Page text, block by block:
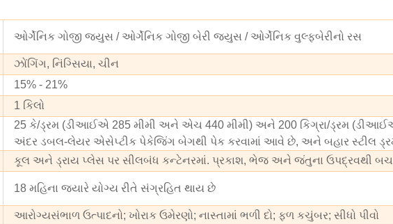
ઓર્ગેનિક ગોજી જ્યુસ / ઓર્ગેનિક ગોજી બેરી જ્યુસ / ઓર્ગેનિક વુલ્ફબેરીનો રસ
ઝોંગિંગ, નિંગ્સિયા, ચીન
15% - 21%
1 કિલો
25 કે/ડ્રમ (ડીઆઈએ 285 મીમી અને એચ 440 મીમી) અને 200 કિગ્રા/ડ્રમ
અંદર ડબલ-લેયર એસેપ્ટીક પેકેજિંગ બેગથી પેક કરવામાં આવે છે, અને બહાર સ્ટીલ
કૂલ અને ડ્રાય પ્લેસ પર સીલબંધ કન્ટેનરમાં. પ્રકાશ, ભેજ અને જંતુના ઉપદ્રવથી
18 મહિના જ્યારે યોગ્ય રીતે સંગ્રહિત થાય છે
આરોગ્યસંભાળ ઉત્પાદનો; ખોરાક ઉમેરણો; નાસ્તામાં ભળી દો; ફળ કચુંબર; સીધો પીવો